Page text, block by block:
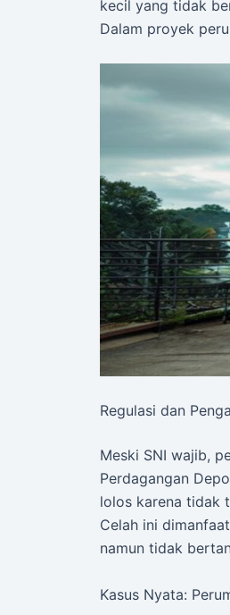
kecil yang tidak
Dalam proyek
Regulasi dan
Meski SNI wajib,
Perdagangan
lolos karena tidak
Celah ini
namun tidak
Kasus Nyata: